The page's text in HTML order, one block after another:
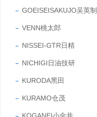
GOEISEISAKUJO吴英
VENN桃太郎
NISSEI-GTR日精
NICHIGI日油技研
KURODA黑田
KURAMO仓茂